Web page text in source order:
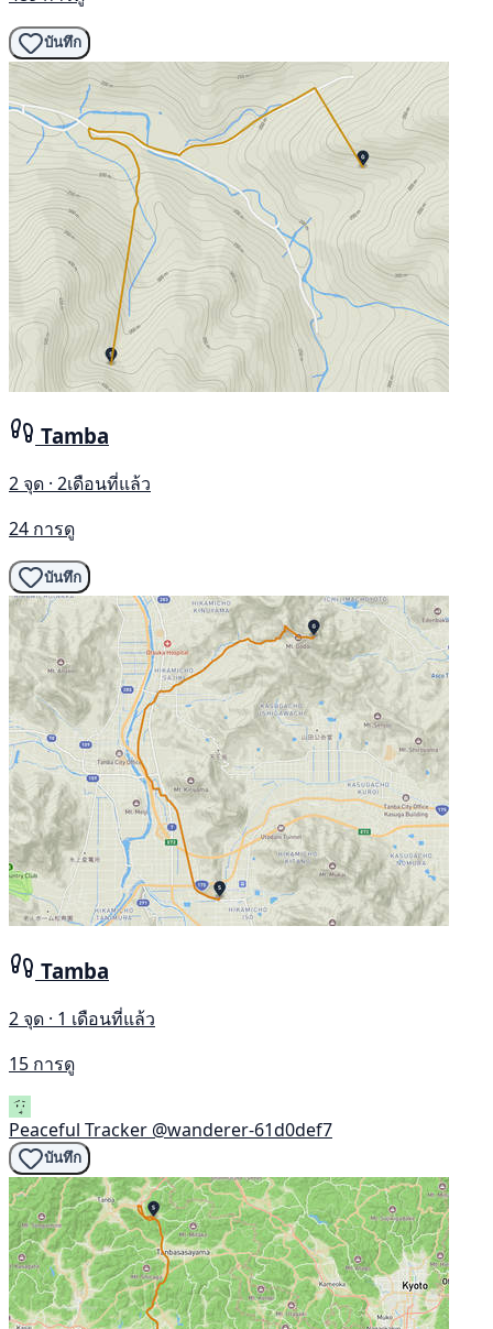
บันทึก
Tamba
2 จุด · 2เดือนที่แล้ว
24 การดู
บันทึก
Tamba
2 จุด · 1 เดือนที่แล้ว
15 การดู
Peaceful Tracker @wanderer-61d0def7
บันทึก